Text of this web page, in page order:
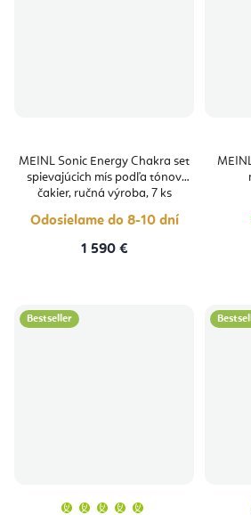
MEINL Sonic Energy Chakra set
spievajúcich mís podľa tónov
čakier, ručná výroba, 7 ks
Odosielame do 8-10 dní
1 590 €
Bestseller